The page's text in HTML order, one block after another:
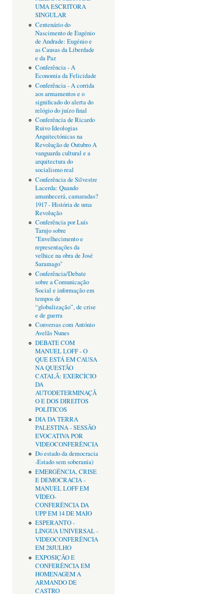
UMA ESCRITORA
SINGULAR
Centenário do
Nascimento de Eugénio
de Andrade: Eugénio e
as Causas da Liberdade
e da Paz
Conferência - A
Economia da Felicidade
Conferência - A corrida
aos armamentos e o
significado do alerta do
relógio do juízo final
Conferência de Ricardo
Ruivo Ideologias
Arquitectónicas na
Revolução de Outubro A
vanguarda cultural e a
arquitectura do
socialismo real
Conferência de Silvestre
Lacerda: Quando
amanhecerá, camaradas?
1917 - História de uma
Revolução
Conferência por Luís
Tarujo sobre
"Envelhecimento e
representações da
velhice na obra de José
Saramago"
Conferência/Debate
sobre a Comunicação
Social e informação em
tempos de
“globalização”, de crise
e de guerra
Conversas com António
Avelãs Nunes
DEBATE COM
MANUEL LOFF - O
QUE ESTÁ EM CAUSA
NA QUESTÃO
CATALÃ: EXERCÍCIO
DA
AUTODETERMINAÇÃ
O E DOS DIREITOS
POLÍTICOS
DIA DA TERRA
PALESTINA - SESSÃO
EVOCATIVA POR
VIDEOCONFERÊNCIA
Do estado da democracia
-Estado sem soberania)
EMERGÊNCIA, CRISE
E DEMOCRACIA -
MANUEL LOFF EM
VÍDEO-
CONFERÊNCIA DA
UPP EM 14 DE MAIO
ESPERANTO -
LÍNGUA UNIVERSAL -
VIDEOCONFERÊNCIA
EM 28JULHO
EXPOSIÇÃO E
CONFERÊNCIA EM
HOMENAGEM A
ARMANDO DE
CASTRO